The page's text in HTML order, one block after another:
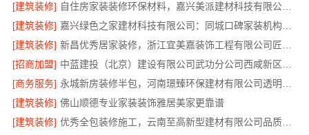
[建筑装修]
自住房家装装修环保材料，嘉兴美派建材科技有限公司绿色建材优选
[建筑装修]
[建筑装修]
[招商加盟]
[商务服务]
[建筑装修] 佛山顺德专业家装装饰雅居美家更靠谱
[建筑装修]
优秀全包装修施工，云南至高新型建材有限公司品质保证